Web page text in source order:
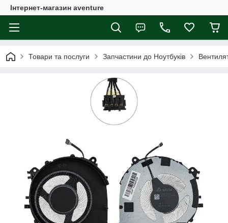
Інтернет-магазин aventure
Товари та послуги Запчастини до Ноутбуків